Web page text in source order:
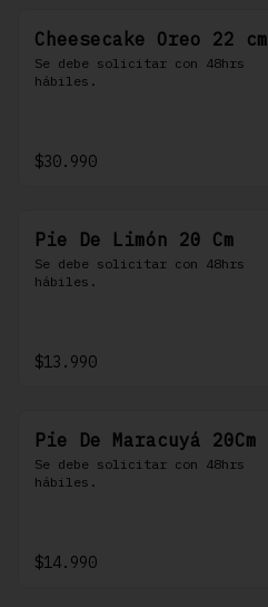
Cheesecake Oreo 22 cm
Se debe solicitar con 48hrs
hábiles.
$30.990
Pie De Limón 20 Cm
Se debe solicitar con 48hrs
hábiles.
$13.990
Pie De Maracuyá 20Cm
Se debe solicitar con 48hrs
hábiles.
$14.990